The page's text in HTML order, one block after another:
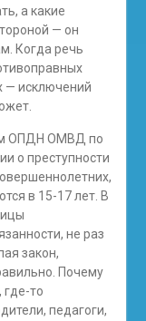
а какие
— он
Когда речь
— исключений
ОПДН ОМВД по
о преступности
в 15-17 лет. В
не раз
закон,
Почему
где-то
педагоги,